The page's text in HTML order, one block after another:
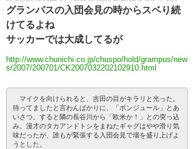
グランパスの入団会見の時からスベり続
けてるよね
サッカーでは大成してるが
http://www.chunichi.co.jp/chuspo/hold/grampus/new
s/2007/200701/CK2007032202102910.html
マイクを向けられると、吉田の目がキラリと光った。
待ってましたと言わんばかりに、「ボンジュール」とあ
いさつ。すると隣の長谷川から「欧米か！」との突っ込
み。漫才のタカアンドトシをまねたギャグはやや滑り気
味だったが、誰もが緊張する入団会見で場を盛り上げよ
うとした。